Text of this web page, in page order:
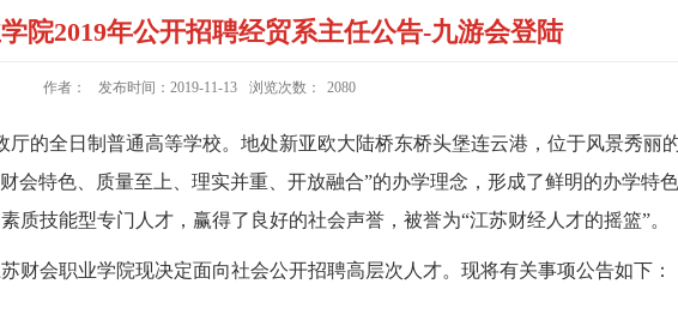
院2019年公开招聘经贸系主任公告-九游会登陆
作者： 发布时间：2019-11-13 浏览次数： 2080
的全日制普通高等学校。地处新亚欧大陆桥东桥头堡连云港，位于风景秀丽
会特色、质量至上、理实并重、开放融合”的办学理念，形成了鲜明的办学特
质技能型专门人才，赢得了良好的社会声誉，被誉为“江苏财经人才的摇篮”。
财会职业学院现决定面向社会公开招聘高层次人才。现将有关事项公告如下：